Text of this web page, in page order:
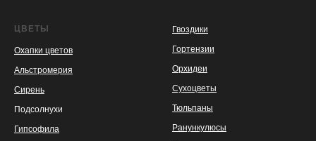
ЦВЕТЫ
Охапки цветов
Альстромерия
Сирень
Подсолнухи
Гипсофила
Гвоздики
Гортензии
Орхидеи
Сухоцветы
Тюльпаны
Ранункулюсы